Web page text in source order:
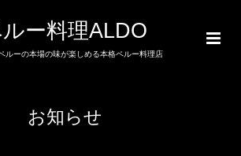
ー料理ALDO
ルーの本場の味が楽しめる本格ペルー料理店
お知らせ